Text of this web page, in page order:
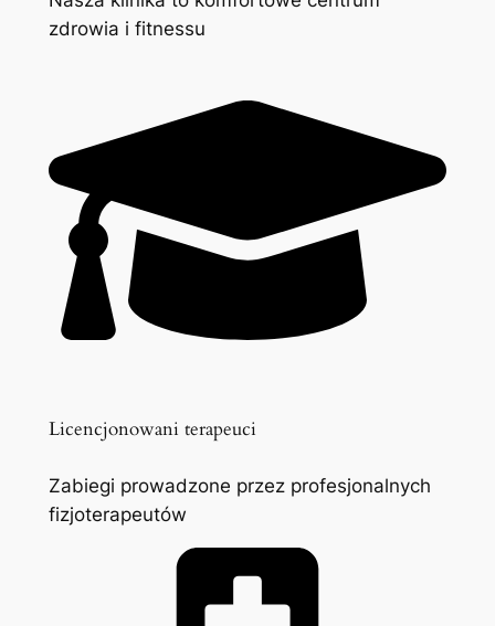
zdrowia i fitnessu
Licencjonowani terapeuci
Zabiegi prowadzone przez profesjonalnych
fizjoterapeutów